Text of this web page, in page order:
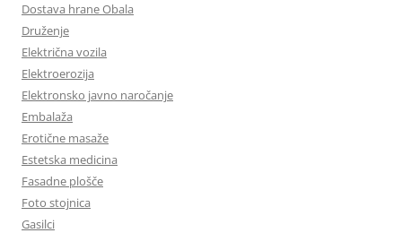
Dostava hrane Obala
Druženje
Električna vozila
Elektroerozija
Elektronsko javno naročanje
Embalaža
Erotične masaže
Estetska medicina
Fasadne plošče
Foto stojnica
Gasilci